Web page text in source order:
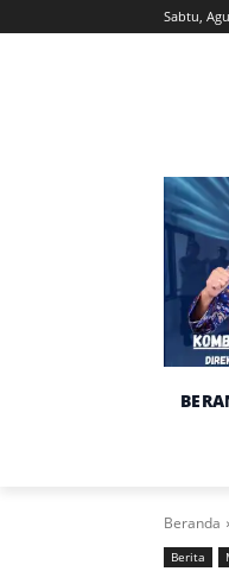
Sabtu,
Beranda
Berita